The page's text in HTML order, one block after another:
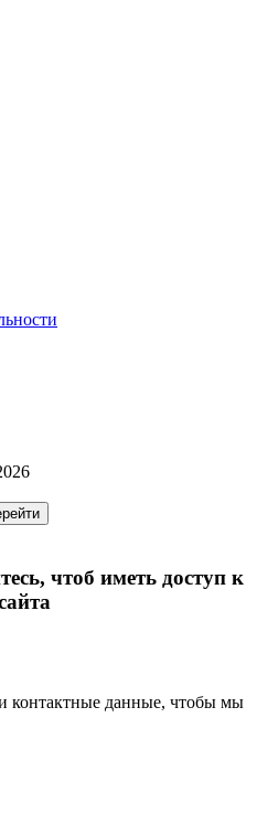
чтоб иметь доступ к
контактные данные, чтобы мы